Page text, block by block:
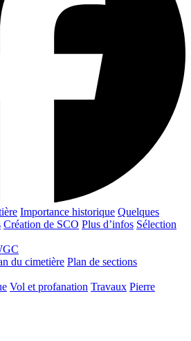
Importance historique Quelques
Création de SCO Plus d’infos Sélection
du cimetière Plan de sections
Vol et profanation Travaux Pierre